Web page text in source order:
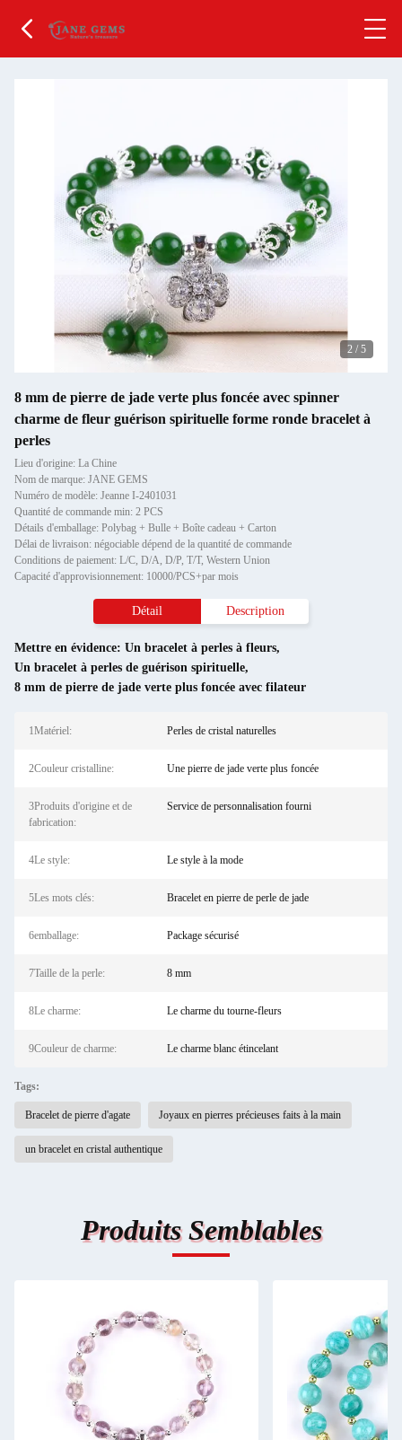
2 / 5
8 mm de pierre de jade verte plus foncée avec spinner
charme de fleur guérison spirituelle forme ronde bracelet à
perles
Lieu d'origine: La Chine
Nom de marque: JANE GEMS
Numéro de modèle: Jeanne I-2401031
Quantité de commande min: 2 PCS
Détails d'emballage: Polybag + Bulle + Boîte cadeau + Carton
Délai de livraison: négociable dépend de la quantité de commande
Conditions de paiement: L/C, D/A, D/P, T/T, Western Union
Capacité d'approvisionnement: 10000/PCS+par mois
Détail Description
Mettre en évidence: Un bracelet à perles à fleurs,
Un bracelet à perles de guérison spirituelle,
8 mm de pierre de jade verte plus foncée avec filateur
1Matériel: Perles de cristal naturelles
2Couleur cristalline: Une pierre de jade verte plus foncée
3Produits d'origine et de
fabrication:
Service de personnalisation fourni
4Le style: Le style à la mode
5Les mots clés: Bracelet en pierre de perle de jade
6emballage: Package sécurisé
7Taille de la perle: 8 mm
8Le charme: Le charme du tourne-fleurs
9Couleur de charme: Le charme blanc étincelant
Tags:
Bracelet de pierre d'agate Joyaux en pierres précieuses faits à la main
un bracelet en cristal authentique
Produits Semblables